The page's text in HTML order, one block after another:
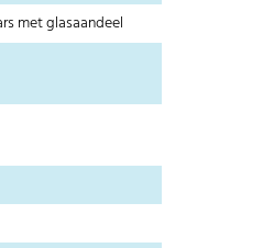
met glasaandeel